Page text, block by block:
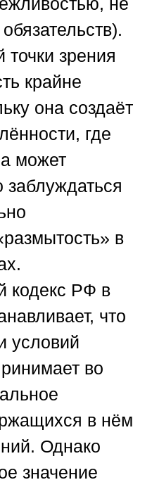
зрения
крайне
она создаёт
где
может
заблуждаться
в
кодекс РФ в
что
условий
во
в нём
Однако
значение